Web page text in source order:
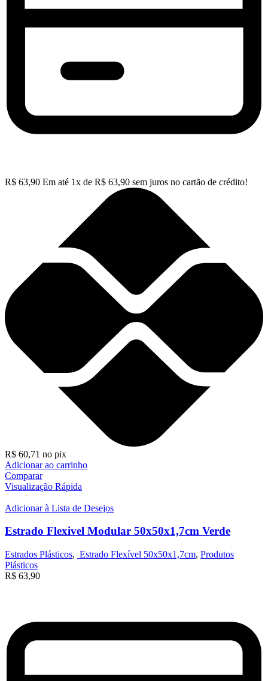
R$ 63,90 Em até 1x de R$ 63,90 sem juros no cartão de crédito!
R$ 60,71 no pix
Adicionar ao carrinho
Comparar
Visualização Rápida
Adicionar à Lista de Desejos
Estrado Flexivel Modular 50x50x1,7cm Verde
Estrados Plásticos, Estrado Flexível 50x50x1,7cm, Produtos
Plásticos
R$ 63,90